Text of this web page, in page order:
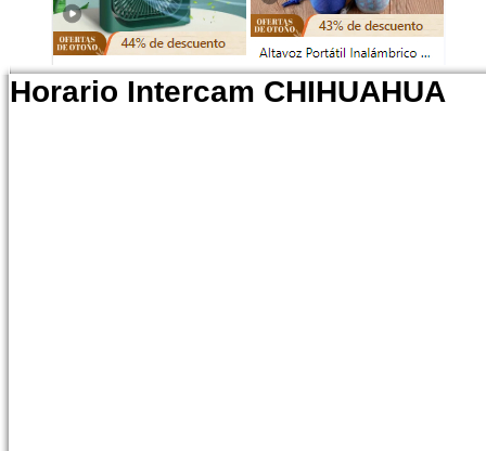
Horario Intercam CHIHUAHUA